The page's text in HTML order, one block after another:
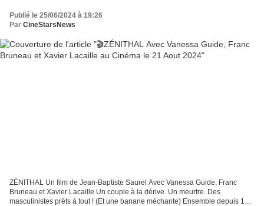
Publié le 25/06/2024 à 19:26
Par CineStarsNews
ZÉNITHAL Un film de Jean-Baptiste Saurel Avec Vanessa Guide, Franc
Bruneau et Xavier Lacaille Un couple à la dérive. Un meurtre. Des
masculinistes prêts à tout ! (Et une banane méchante) Ensemble depuis 10